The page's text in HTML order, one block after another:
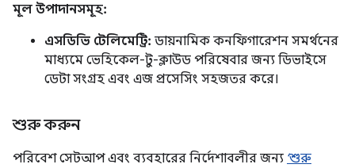
মূল উপাদানসমূহ:
এসডিভি টেলিমেট্রি: ডায়নামিক কনফিগারেশন সমর্থনের
মাধ্যমে ভেহিকেল-টু-ক্লাউড পরিষেবার জন্য ডিভাইসে
ডেটা সংগ্রহ এবং এজ প্রসেসিং সহজতর করে।
শুরু করুন
পরিবেশ সেটআপ এবং ব্যবহারের নির্দেশাবলীর জন্য ‘শুরু